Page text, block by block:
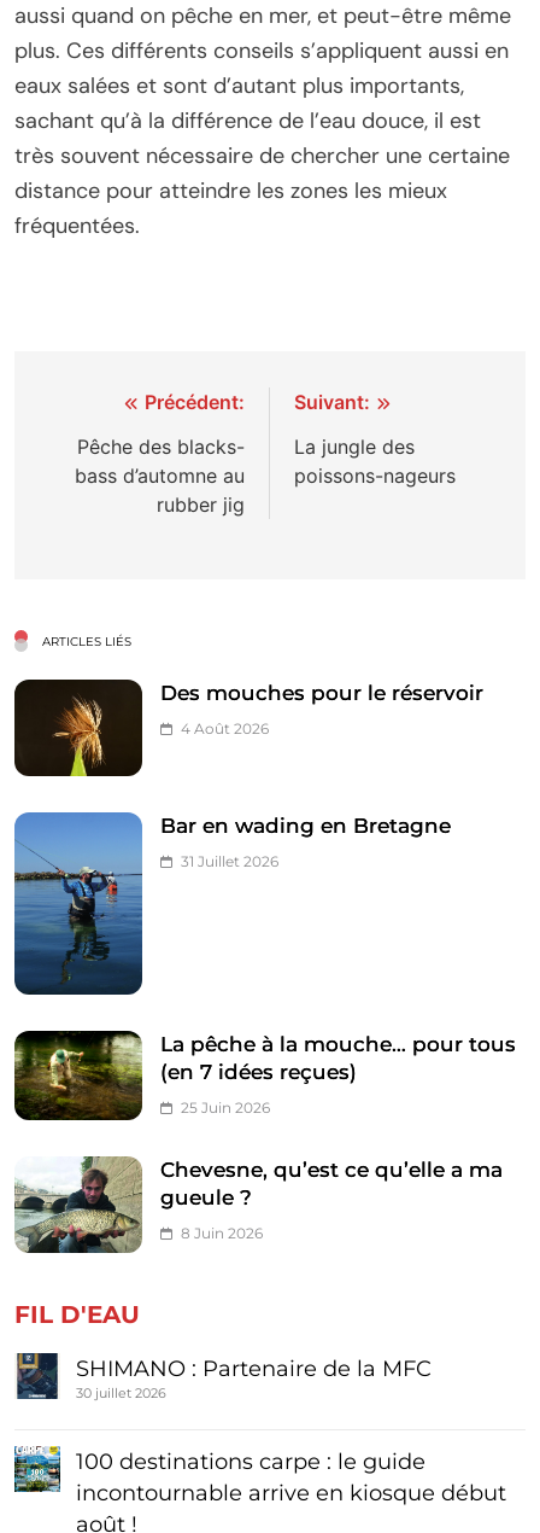
aussi quand on pêche en mer, et peut-être même
plus. Ces différents conseils s’appliquent aussi en
eaux salées et sont d’autant plus importants,
sachant qu’à la différence de l’eau douce, il est
très souvent nécessaire de chercher une certaine
distance pour atteindre les zones les mieux
fréquentées.
Navigation
l’article
Précédent:
Pêche des blacks-
bass d’automne au
rubber jig
Suivant:
La jungle des
poissons-nageurs
ARTICLES LIÉS
Des mouches pour le réservoir
4 Août 2026
Bar en wading en Bretagne
31 Juillet 2026
La pêche à la mouche… pour tous
(en 7 idées reçues)
25 Juin 2026
Chevesne, qu’est ce qu’elle a ma
gueule ?
8 Juin 2026
FIL D'EAU
SHIMANO : Partenaire de la MFC
30 juillet 2026
100 destinations carpe : le guide
incontournable arrive en kiosque début
août !